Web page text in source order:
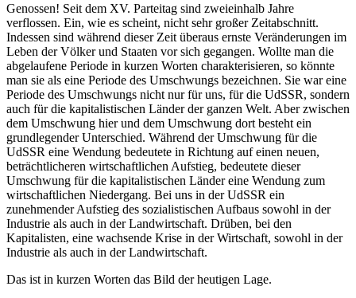
Genossen! Seit dem XV. Parteitag sind zweieinhalb Jahre
verflossen. Ein, wie es scheint, nicht sehr großer Zeitabschnitt.
Indessen sind während dieser Zeit überaus ernste Veränderungen im
Leben der Völker und Staaten vor sich gegangen. Wollte man die
abgelaufene Periode in kurzen Worten charakterisieren, so könnte
man sie als eine Periode des Umschwungs bezeichnen. Sie war eine
Periode des Umschwungs nicht nur für uns, für die UdSSR, sondern
auch für die kapitalistischen Länder der ganzen Welt. Aber zwischen
dem Umschwung hier und dem Umschwung dort besteht ein
grundlegender Unterschied. Während der Umschwung für die
UdSSR eine Wendung bedeutete in Richtung auf einen neuen,
beträchtlicheren wirtschaftlichen Aufstieg, bedeutete dieser
Umschwung für die kapitalistischen Länder eine Wendung zum
wirtschaftlichen Niedergang. Bei uns in der UdSSR ein
zunehmender Aufstieg des sozialistischen Aufbaus sowohl in der
Industrie als auch in der Landwirtschaft. Drüben, bei den
Kapitalisten, eine wachsende Krise in der Wirtschaft, sowohl in der
Industrie als auch in der Landwirtschaft.
Das ist in kurzen Worten das Bild der heutigen Lage.